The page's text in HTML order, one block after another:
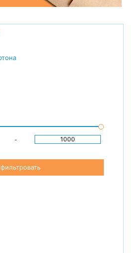
-